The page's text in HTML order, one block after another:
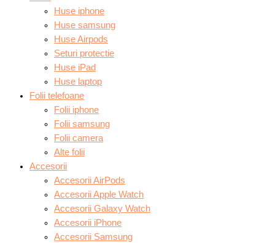
Huse iphone
Huse samsung
Huse Airpods
Seturi protectie
Huse iPad
Huse laptop
Folii telefoane
Folii iphone
Folii samsung
Folii camera
Alte folii
Accesorii
Accesorii AirPods
Accesorii Apple Watch
Accesorii Galaxy Watch
Accesorii iPhone
Accesorii Samsung